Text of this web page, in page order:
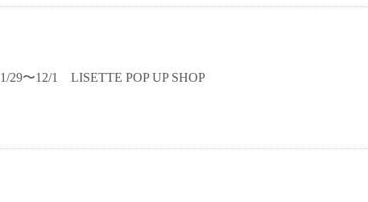
29〜12/1 LISETTE POP UP SHOP